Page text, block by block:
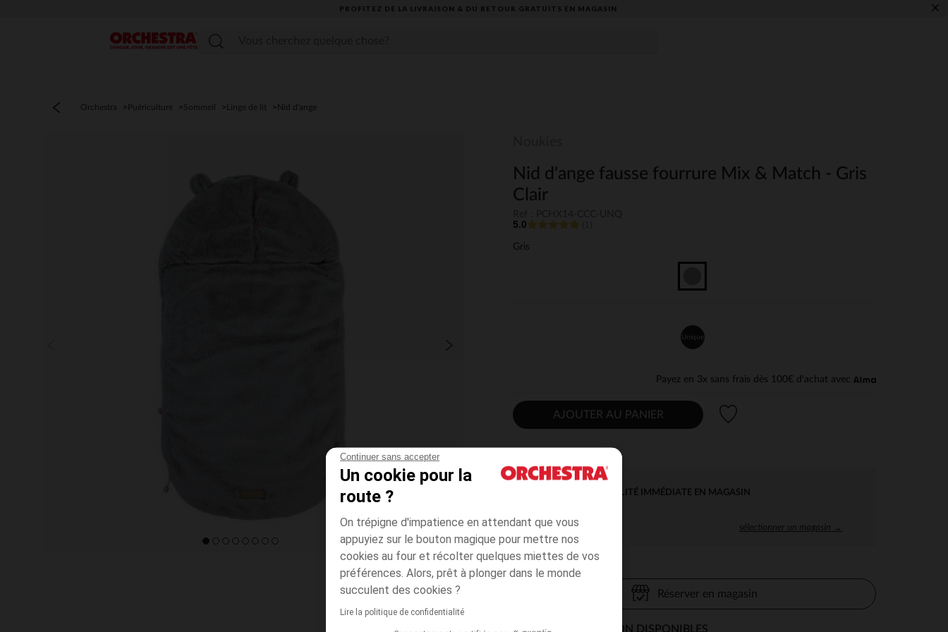
Continuer sans accepter
Un cookie pour la
route ?
On trépigne d'impatience en attendant que vous
appuyiez sur le bouton magique pour mettre nos
cookies au four et récolter quelques miettes de vos
préférences. Alors, prêt à plonger dans le monde
succulent des cookies ?
Lire la politique de confidentialité
PROFITEZ DE LA LIVRAISON & DU RETOUR GRATUITS EN MAGASIN​ ×
Menu
Orchestra Puériculture Sommeil Linge de lit Nid d'ange
Nid d'ange fausse fourrure Mix & Match - Gris
Clair
5.0
Gris
Unique
Payez en 3x sans frais dès 100€ d'achat avec
AJOUTER AU PANIER
DISPONIBILITÉ IMMÉDIATE EN MAGASIN
sélectionner un magasin →
Réserver en magasin
MODES DE LIVRAISON DISPONIBLES